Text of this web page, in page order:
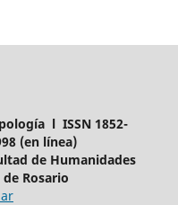
l ISSN 1852-
(en línea)
de Humanidades
Rosario